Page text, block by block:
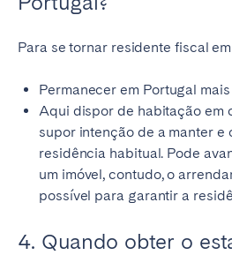
Para se tornar residente fiscal
Permanecer em Portugal
Aqui dispor de habitação em
supor intenção de a manter e
residência habitual. Pode
um imóvel, contudo, o
possível para garantir a
4. Quando obter o